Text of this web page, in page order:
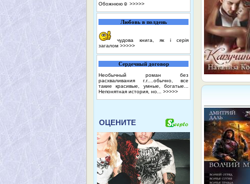
Обожнюю☺️ >>>>>
Любовь в полдень
чудова книга, як і серія
загалом >>>>>
Сердечный договор
Необычный роман без
расхваливания г.г....обычно, все
такие красивые, умные, богатые...
Непонятная история, но... >>>>>
ОЦЕНИТЕ